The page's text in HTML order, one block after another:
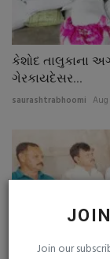
Join our
કેશોદ તાલુકાના
ગેરકાયદેસર...
saurashtrabhoomi Aug